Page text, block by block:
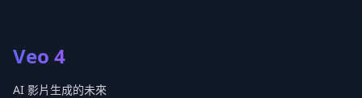
Veo 4
AI 影片生成的未來